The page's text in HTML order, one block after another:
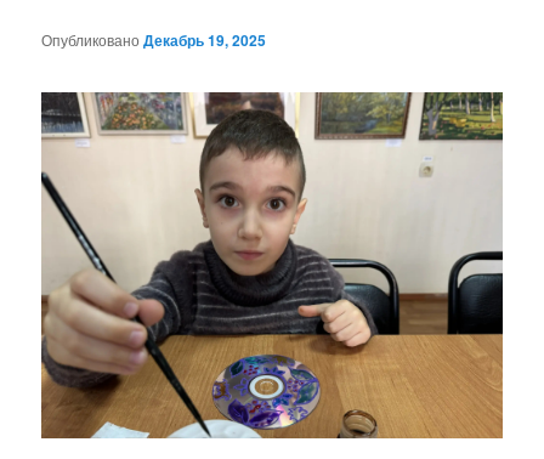
ОпубликованоДекабрь 19, 2025